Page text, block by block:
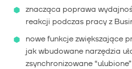
znacząca poprawa
reakcji podczas pracy z
nowe funkcje zwiększające
jak wbudowane narzędzia
zsynchronizowane